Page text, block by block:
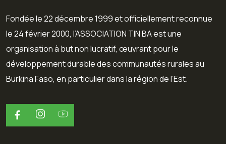
Fondée le 22 décembre 1999 et officiellement reconnue
le 24 février 2000, l’ASSOCIATION TIN BA est une
organisation à but non lucratif, œuvrant pour le
développement durable des communautés rurales au
Burkina Faso, en particulier dans la région de l’Est.